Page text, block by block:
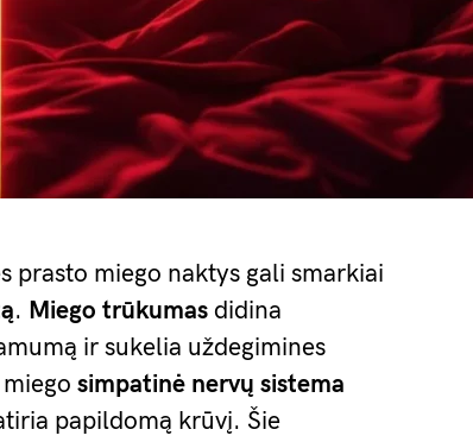
prasto miego naktys gali smarkiai
. Miego trūkumas didina
ir sukelia uždegimines
simpatinė nervų sistema
papildomą krūvį. Šie